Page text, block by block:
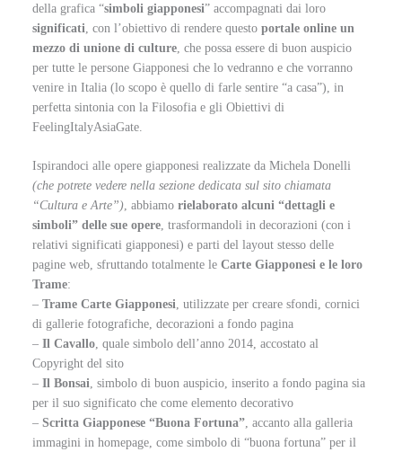
della grafica “simboli giapponesi” accompagnati dai loro
significati , con l’obiettivo di rendere questo portale online un
mezzo di unione di culture , che possa essere di buon auspicio
per tutte le persone Giapponesi che lo vedranno e che vorranno
venire in Italia (lo scopo è quello di farle sentire “a casa”), in
perfetta sintonia con la Filosofia e gli Obiettivi di
FeelingItalyAsiaGate.
Ispirandoci alle opere giapponesi realizzate da Michela Donelli
(che potrete vedere nella sezione dedicata sul sito chiamata
“Cultura e Arte”), abbiamo rielaborato alcuni “dettagli e
simboli” delle sue opere, trasformandoli in decorazioni (con i
relativi significati giapponesi) e parti del layout stesso delle
pagine web, sfruttando totalmente le Carte Giapponesi e le loro
Trame:
– Trame Carte Giapponesi, utilizzate per creare sfondi, cornici
di gallerie fotografiche, decorazioni a fondo pagina
– Il Cavallo, quale simbolo dell’anno 2014, accostato al
Copyright del sito
– Il Bonsai, simbolo di buon auspicio, inserito a fondo pagina sia
per il suo significato che come elemento decorativo
– Scritta Giapponese “Buona Fortuna”, accanto alla galleria
immagini in homepage, come simbolo di “buona fortuna” per il